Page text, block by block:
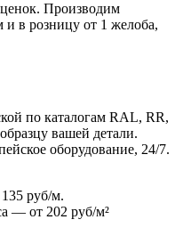
Производим
и в розницу от 1 желоба,
по каталогам RAL, RR,
вашей детали.
оборудование, 24/7.
руб/м.
— от 202 руб/м²